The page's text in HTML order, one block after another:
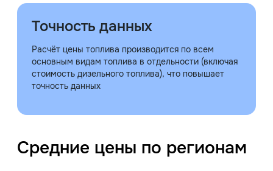
Точность данных
Расчёт цены топлива производится по всем
основным видам топлива в отдельности (включая
стоимость дизельного топлива), что повышает
точность данных
Средние цены по регионам